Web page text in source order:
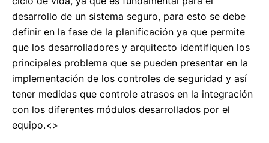
desarrollo de un sistema seguro, para esto se debe
definir en la fase de la planificación ya que permite
que los desarrolladores y arquitecto identifiquen los
principales problema que se pueden presentar en la
implementación de los controles de seguridad y así
tener medidas que controle atrasos en la integración
con los diferentes módulos desarrollados por el
equipo.<>